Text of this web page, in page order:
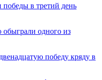
в третий день
одного из
победу кряду в